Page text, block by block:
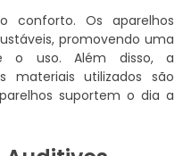
conforto. Os aparelhos
promovendo uma
o uso. Além disso, a
materiais utilizados são
suportem o dia a